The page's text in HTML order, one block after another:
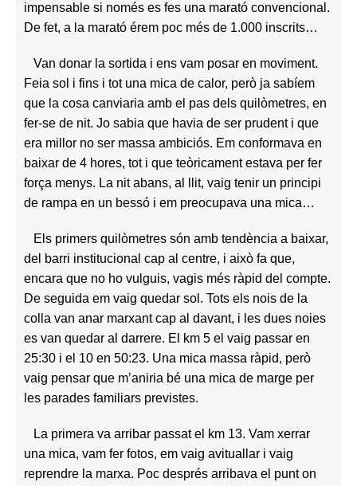
impensable si només es fes una marató convencional.
De fet, a la marató érem poc més de 1.000 inscrits…
Van donar la sortida i ens vam posar en moviment.
Feia sol i fins i tot una mica de calor, però ja sabíem
que la cosa canviaria amb el pas dels quilòmetres, en
fer-se de nit. Jo sabia que havia de ser prudent i que
era millor no ser massa ambiciós. Em conformava en
baixar de 4 hores, tot i que teòricament estava per fer
força menys. La nit abans, al llit, vaig tenir un principi
de rampa en un bessó i em preocupava una mica…
Els primers quilòmetres són amb tendència a baixar,
del barri institucional cap al centre, i això fa que,
encara que no ho vulguis, vagis més ràpid del compte.
De seguida em vaig quedar sol. Tots els nois de la
colla van anar marxant cap al davant, i les dues noies
es van quedar al darrere. El km 5 el vaig passar en
25:30 i el 10 en 50:23. Una mica massa ràpid, però
vaig pensar que m’aniria bé una mica de marge per
les parades familiars previstes.
La primera va arribar passat el km 13. Vam xerrar
una mica, vam fer fotos, em vaig avituallar i vaig
reprendre la marxa. Poc després arribava el punt on